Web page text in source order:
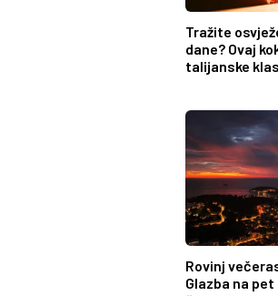
Tražite
dane? Ovaj
talijanske
Rovinj
Glazba na